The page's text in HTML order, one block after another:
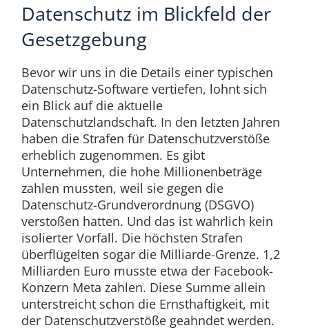
Datenschutz im Blickfeld der
Gesetzgebung
Bevor wir uns in die Details einer typischen
Datenschutz-Software vertiefen, lohnt sich
ein Blick auf die aktuelle
Datenschutzlandschaft. In den letzten Jahren
haben die Strafen für Datenschutzverstöße
erheblich zugenommen. Es gibt
Unternehmen, die hohe Millionenbeträge
zahlen mussten, weil sie gegen die
Datenschutz-Grundverordnung (DSGVO)
verstoßen hatten. Und das ist wahrlich kein
isolierter Vorfall. Die höchsten Strafen
überflügelten sogar die Milliarde-Grenze. 1,2
Milliarden Euro musste etwa der Facebook-
Konzern Meta zahlen. Diese Summe allein
unterstreicht schon die Ernsthaftigkeit, mit
der Datenschutzverstöße geahndet werden.